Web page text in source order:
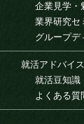
企業見学・
業界研究セ
グループデ
就活アドバイス
就活豆知識
よくある質